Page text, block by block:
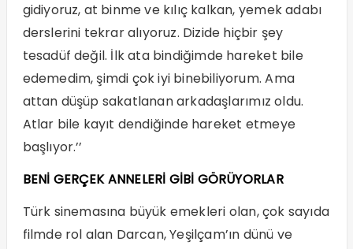
gidiyoruz, at binme ve kılıç kalkan, yemek adabı
derslerini tekrar alıyoruz. Dizide hiçbir şey
tesadüf değil. İlk ata bindiğimde hareket bile
edemedim, şimdi çok iyi binebiliyorum. Ama
attan düşüp sakatlanan arkadaşlarımız oldu.
Atlar bile kayıt dendiğinde hareket etmeye
başlıyor.’’
BENİ GERÇEK ANNELERİ GİBİ GÖRÜYORLAR
Türk sinemasına büyük emekleri olan, çok sayıda
filmde rol alan Darcan, Yeşilçam’ın dünü ve